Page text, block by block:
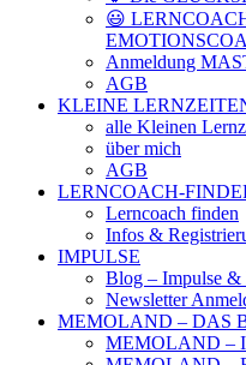
😃
Anmeldung
AGB
KLEINE
alle Kleinen
über mich
AGB
LERNCOACH-
Lerncoach finden
Infos &
IMPULSE
Blog – Impulse &
Newsletter
MEMOLAND – DAS
MEMOLAND –